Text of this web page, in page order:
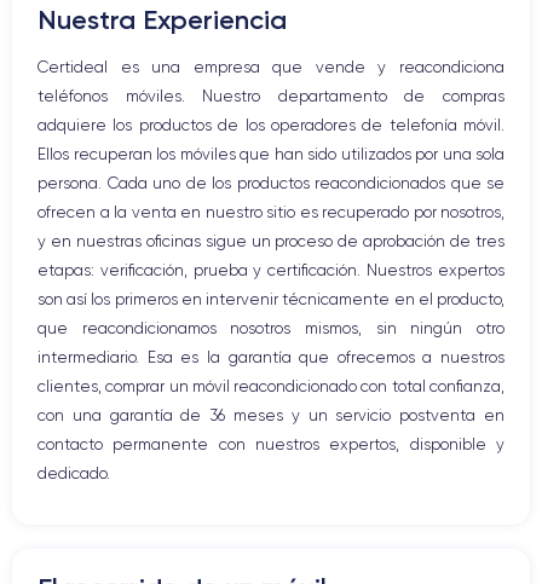
Altavoz
Botón Inicio
Bluetooth
WiFi
Red móvil
Vibración
Conector USB
Nuestra Experiencia
Certideal es una empresa que vende y reacondiciona
teléfonos móviles. Nuestro departamento de compras
adquiere los productos de los operadores de telefonía móvil.
Ellos recuperan los móviles que han sido utilizados por una sola
persona. Cada uno de los productos reacondicionados que se
ofrecen a la venta en nuestro sitio es recuperado por nosotros,
y en nuestras oficinas sigue un proceso de aprobación de tres
etapas: verificación, prueba y certificación. Nuestros expertos
son así los primeros en intervenir técnicamente en el producto,
que reacondicionamos nosotros mismos, sin ningún otro
intermediario. Esa es la garantía que ofrecemos a nuestros
clientes, comprar un móvil reacondicionado con total confianza,
con una garantía de 36 meses y un servicio postventa en
contacto permanente con nuestros expertos, disponible y
dedicado.